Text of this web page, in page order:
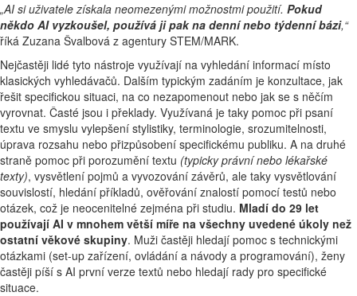
„AI si uživatele získala neomezenými možnostmi použití. Pokud
někdo AI vyzkoušel, používá ji pak na denní nebo týdenní bázi,“
říká Zuzana Švalbová z agentury STEM/MARK.
Nejčastěji lidé tyto nástroje využívají na vyhledání informací místo
klasických vyhledávačů. Dalším typickým zadáním je konzultace, jak
řešit specifickou situaci, na co nezapomenout nebo jak se s něčím
vyrovnat. Časté jsou i překlady. Využívaná je taky pomoc při psaní
textu ve smyslu vylepšení stylistiky, terminologie, srozumitelnosti,
úprava rozsahu nebo přizpůsobení specifickému publiku. A na druhé
straně pomoc při porozumění textu (typicky právní nebo lékařské
texty), vysvětlení pojmů a vyvozování závěrů, ale taky vysvětlování
souvislostí, hledání příkladů, ověřování znalostí pomocí testů nebo
otázek, což je neocenitelné zejména při studiu. Mladí do 29 let
používají AI v mnohem větší míře na všechny uvedené úkoly než
ostatní věkové skupiny. Muži častěji hledají pomoc s technickými
otázkami (set-up zařízení, ovládání a návody a programování), ženy
častěji píší s AI první verze textů nebo hledají rady pro specifické
situace.